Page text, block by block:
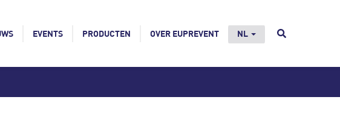
EVENTS PRODUCTEN OVER EUPREVENT NL